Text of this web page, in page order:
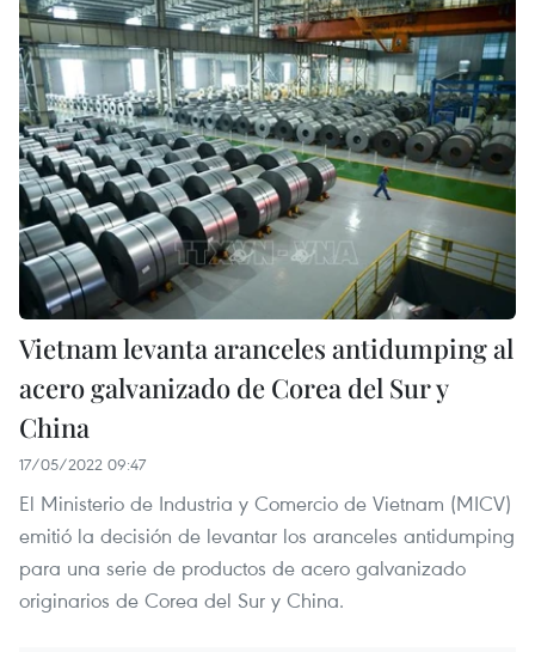
Vietnam levanta aranceles antidumping al
acero galvanizado de Corea del Sur y
China
17/05/2022 09:47
El Ministerio de Industria y Comercio de Vietnam (MICV)
emitió la decisión de levantar los aranceles antidumping
para una serie de productos de acero galvanizado
originarios de Corea del Sur y China.